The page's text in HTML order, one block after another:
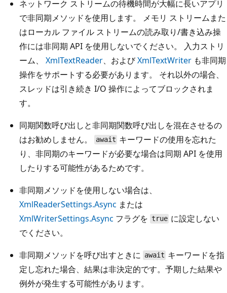
ネットワーク ストリームの待機時間が大幅に長いアプリ
で非同期メソッドを使用します。 メモリ ストリームまた
はローカル ファイル ストリームの読み取り/書き込み操
作には非同期 API を使用しないでください。 入力ストリ
ーム、 XmlTextReader、およびXmlTextWriter も非同期
操作をサポートする必要があります。 それ以外の場合、
スレッドは引き続き I/O 操作によってブロックされま
す。
同期関数呼び出しと非同期関数呼び出しを混在させるの
はお勧めしません。
await キーワードの使用を忘れた
り、非同期のキーワードが必要な場合は同期 API を使用
したりする可能性があるためです。
非同期メソッドを使用しない場合は、
XmlReaderSettings.Async または
XmlWriterSettings.Async フラグを true に設定しない
でください。
非同期メソッドを呼び出すときに await キーワードを指
定し忘れた場合、結果は非決定的です。予期した結果や
例外が発生する可能性があります。